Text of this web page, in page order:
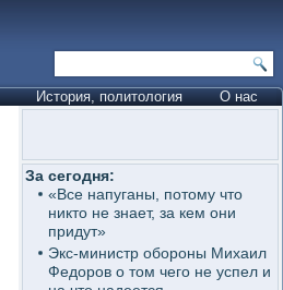
История, политология О нас
За сегодня:
«Все напуганы, потому что
никто не знает, за кем они
придут»
Экс-министр обороны Михаил
Федоров о том чего не успел и